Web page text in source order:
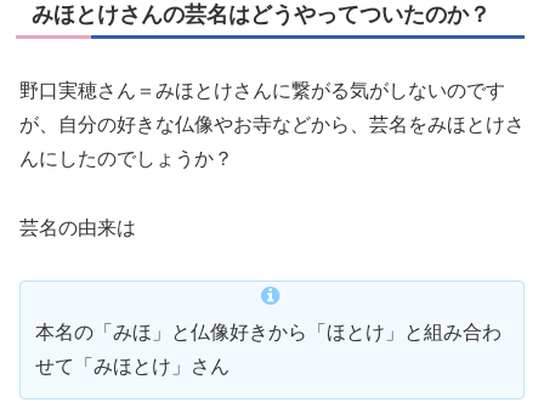
みほとけさんの芸名はどうやってついたのか？
野口実穂さん＝みほとけさんに繋がる気がしないのです
が、自分の好きな仏像やお寺などから、芸名をみほとけさ
んにしたのでしょうか？
芸名の由来は
本名の「みほ」と仏像好きから「ほとけ」と組み合わ
せて「みほとけ」さん